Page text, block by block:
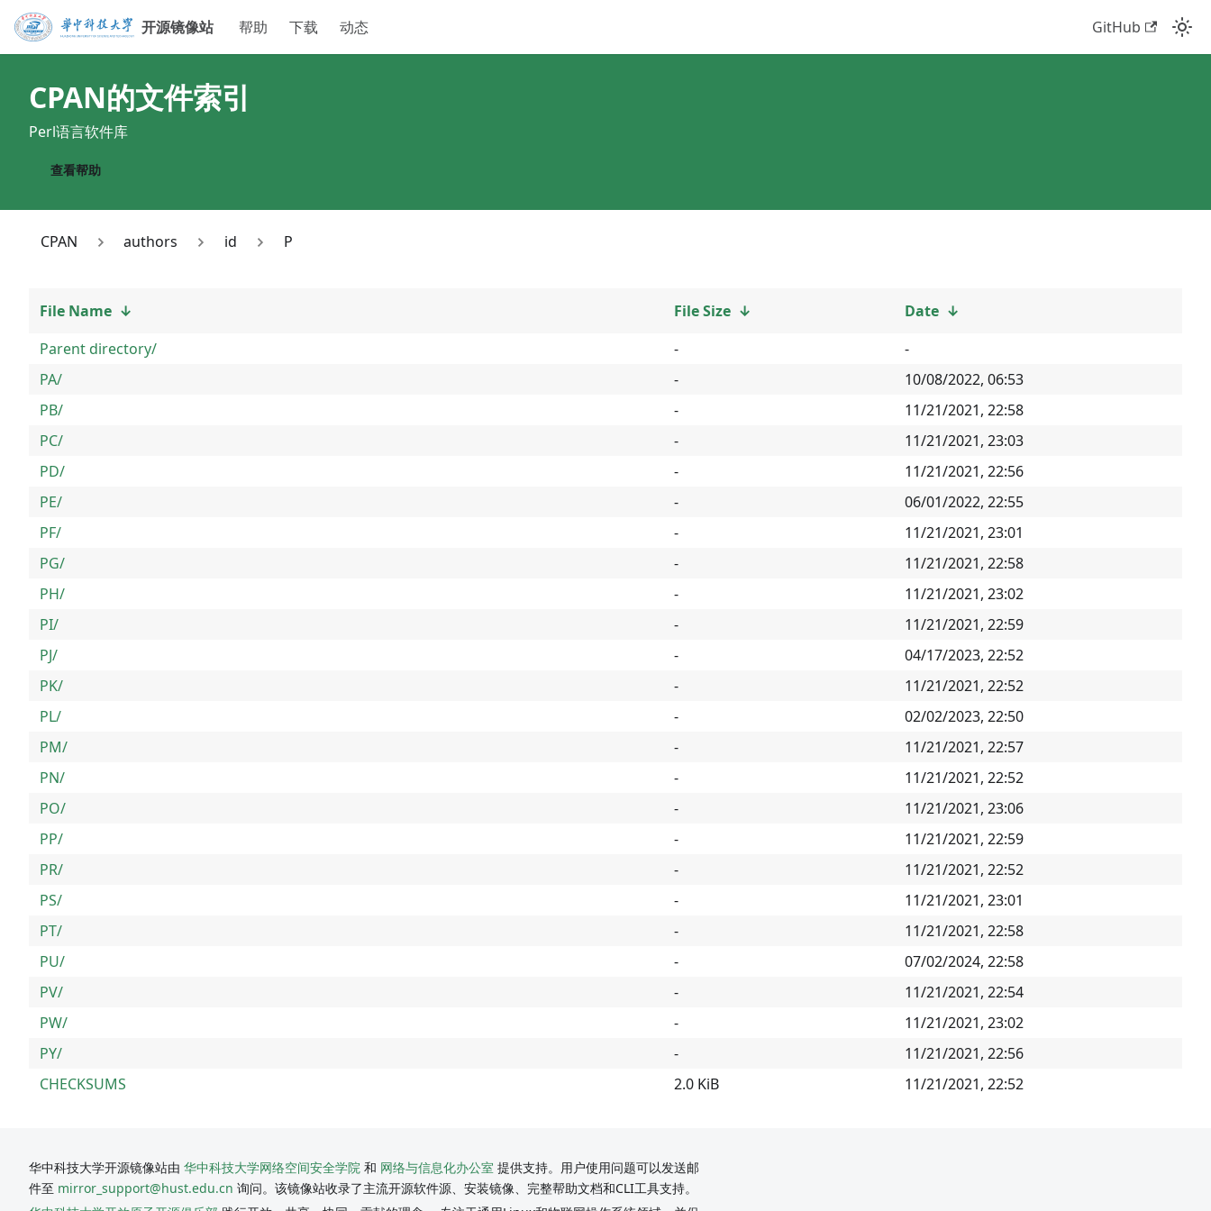
开源镜像站 帮助 下载 动态 GitHub
CPAN的文件索引
Perl语言软件库
查看帮助
CPAN authors id P
File Name ↓ File Size ↓ Date ↓
Parent directory/
-
-
PA/
-
10/08/2022, 06:53
PB/
-
11/21/2021, 22:58
PC/
-
11/21/2021, 23:03
PD/
-
11/21/2021, 22:56
PE/
-
06/01/2022, 22:55
PF/
-
11/21/2021, 23:01
PG/
-
11/21/2021, 22:58
PH/
-
11/21/2021, 23:02
PI/
-
11/21/2021, 22:59
PJ/
-
04/17/2023, 22:52
PK/
-
11/21/2021, 22:52
PL/
-
02/02/2023, 22:50
PM/
-
11/21/2021, 22:57
PN/
-
11/21/2021, 22:52
PO/
-
11/21/2021, 23:06
PP/
-
11/21/2021, 22:59
PR/
-
11/21/2021, 22:52
PS/
-
11/21/2021, 23:01
PT/
-
11/21/2021, 22:58
PU/
-
07/02/2024, 22:58
PV/
-
11/21/2021, 22:54
PW/
-
11/21/2021, 23:02
PY/
-
11/21/2021, 22:56
CHECKSUMS
2.0 KiB 11/21/2021, 22:52
华中科技大学开源镜像站由 华中科技大学网络空间安全学院 和 网络与信息化办公室 提供支持。用户使用问题可以发送邮
件至 mirror_support@hust.edu.cn 询问。该镜像站收录了主流开源软件源、安装镜像、完整帮助文档和CLI工具支持。